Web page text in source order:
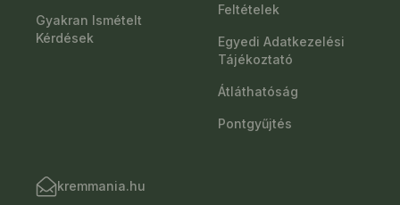
Gyakran Ismételt
Kérdések
Feltételek
Egyedi Adatkezelési
Tájékoztató
Átláthatóság
Pontgyűjtés
kremmania.hu